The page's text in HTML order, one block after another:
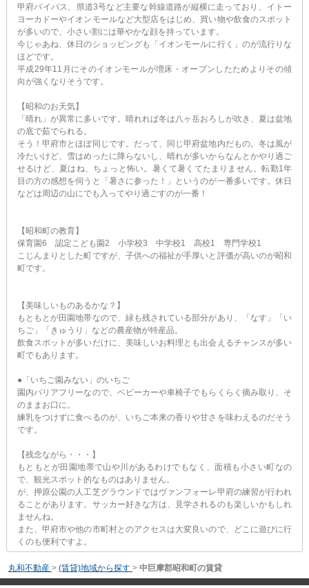
甲府バイパス、県道3号など主要な幹線道路が縦横に走っており、イトー
ヨーカドーやイオンモールなど大型店をはじめ、買い物や飲食のスポット
が多いので、小さい割には華やかな顔を持っています。
今じゃあね、休日のショッピングも「イオンモールに行く」のが流行りな
ほどです。
平成29年11月にそのイオンモールが増床・オープンしたためよりその傾
向が強くなりそうです。
【昭和のお天気】
「晴れ」が異常に多いです。晴れれば冬は八ヶ岳おろしが吹き、夏は盆地
の底で茹でられる。
そう！甲府市とほぼ同じです。だって、同じ甲府盆地内だもの。冬は風が
冷たいけど、雪はめったに降らないし、晴れが多いからなんとかやり過ご
せるけど、夏はね、ちょっと怖い。暑くて暑くてたまりません。転勤1年
目の方の感想を伺うと「暑さに参った！」というのが一番多いです。休日
などは周辺の山にでも入ってやり過ごすのが一番！
【昭和町の教育】
保育園6 認定こども園2 小学校3 中学校1 高校1 専門学校1
こじんまりとした町ですが、子供への福祉が手厚いと評価が高いのが昭和
町です。
【美味しいものあるかな？】
もともとが田園地帯なので、緑も残されている部分があり、「なす」「い
ちご」「きゅうり」などの農産物が特産品。
飲食スポットが多いだけに、美味しいお料理とも出会えるチャンスが多い
町でもあります。
●「いちご園みない」のいちご
園内バリアフリーなので、ベビーカーや車椅子でもらくらく摘み取り、そ
のままお口に。
練乳をつけずに食べるのが、いちご本来の香りや甘さを味わえるのだそう
です。
【残念ながら・・・】
もともとが田園地帯で山や川があるわけでもなく、面積も小さい町なの
で、観光スポット的なものはありません。
が、押原公園の人工芝グラウンドではヴァンフォーレ甲府の練習が行われ
ることがあります。サッカー好きな方は、見学されるのも楽しいかもしれ
ませんね。
また、甲府市や他の市町村とのアクセスは大変良いので、どこに遊びに行
くのも便利ですよ。
丸和不動産 > (賃貸)地域から探す > 中巨摩郡昭和町の賃貸